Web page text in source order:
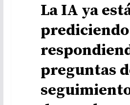
La IA ya
preguntas